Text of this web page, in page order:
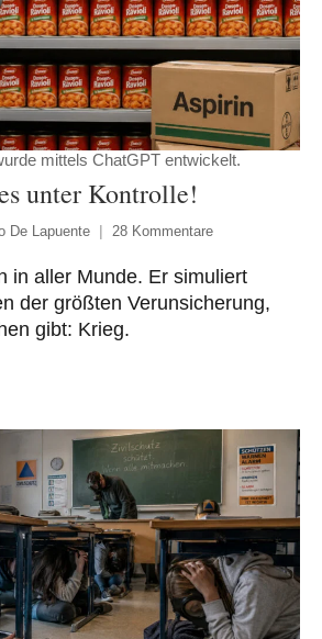
mittels ChatGPT entwickelt.
unter Kontrolle!
De Lapuente 28 Kommentare
in aller Munde. Er simuliert
der größten Verunsicherung,
gibt: Krieg.